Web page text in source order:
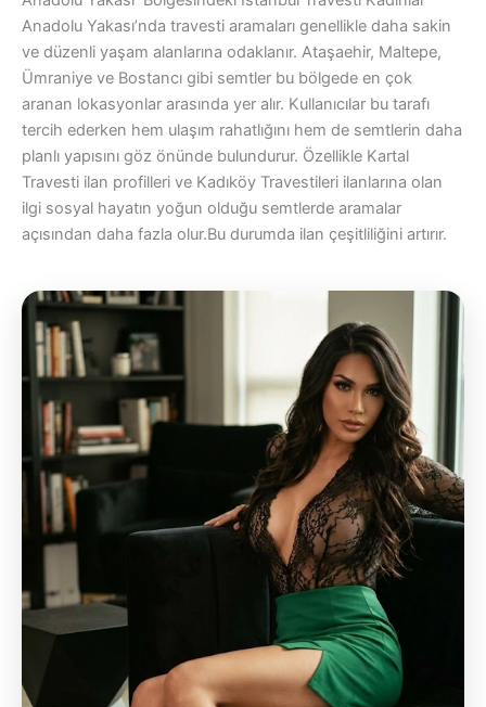
Anadolu Yakası’nda travesti aramaları genellikle daha sakin
ve düzenli yaşam alanlarına odaklanır. Ataşaehir, Maltepe,
Ümraniye ve Bostancı gibi semtler bu bölgede en çok
aranan lokasyonlar arasında yer alır. Kullanıcılar bu tarafı
tercih ederken hem ulaşım rahatlığını hem de semtlerin daha
planlı yapısını göz önünde bulundurur. Özellikle Kartal
Travesti ilan profilleri ve Kadıköy Travestileri ilanlarına olan
ilgi sosyal hayatın yoğun olduğu semtlerde aramalar
açısından daha fazla olur.Bu durumda ilan çeşitliliğini artırır.